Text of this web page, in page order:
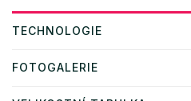
TECHNOLOGIE
FOTOGALERIE